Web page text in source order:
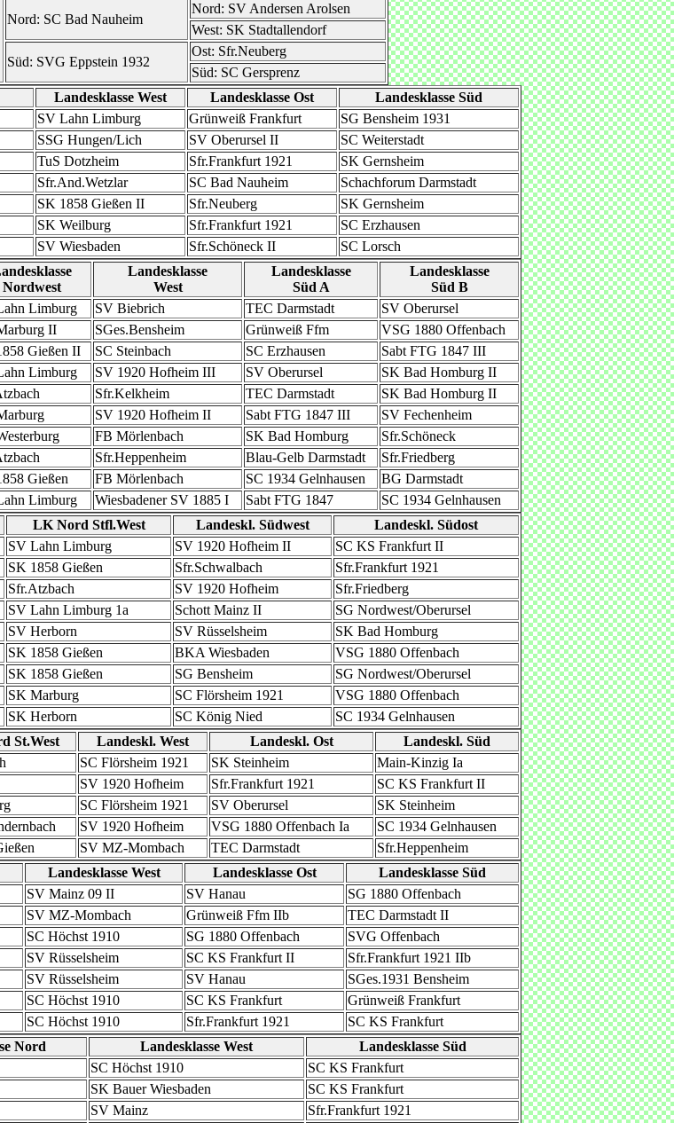
Nord: SC Bad Nauheim
Nord: SV Andersen Arolsen
West: SK Stadtallendorf
Süd: SVG Eppstein 1932
Ost: Sfr.Neuberg
Süd: SC Gersprenz
Landesklasse West Landesklasse Ost
Landesklasse Süd
SV Lahn Limburg Grünweiß Frankfurt
SG Bensheim 1931
SSG Hungen/Lich SV Oberursel II
SC Weiterstadt
TuS Dotzheim Sfr.Frankfurt 1921
SK Gernsheim
Sfr.And.Wetzlar SC Bad Nauheim
Schachforum Darmstadt
SK 1858 Gießen II Sfr.Neuberg
SK Gernsheim
SK Weilburg Sfr.Frankfurt 1921
SC Erzhausen
SV Wiesbaden Sfr.Schöneck II SC Lorsch
Nordwest
Landesklasse
West
Landesklasse
Süd A
Landesklasse
Süd B
Limburg SV Biebrich TEC Darmstadt
SV Oberursel
II SGes.Bensheim Grünweiß Ffm
VSG 1880 Offenbach
Gießen II SC Steinbach SC Erzhausen
Sabt FTG 1847 III
Limburg SV 1920 Hofheim III SV Oberursel
SK Bad Homburg II
Sfr.Kelkheim TEC Darmstadt
SK Bad Homburg II
SV 1920 Hofheim II Sabt FTG 1847 III
SV Fechenheim
FB Mörlenbach SK Bad Homburg
Sfr.Schöneck
Sfr.Heppenheim Blau-Gelb Darmstadt
Sfr.Friedberg
Gießen FB Mörlenbach SC 1934 Gelnhausen
BG Darmstadt
Limburg Wiesbadener SV 1885 I Sabt FTG 1847
SC 1934 Gelnhausen
LK Nord Stfl.West Landeskl. Südwest
Landeskl. Südost
SV Lahn Limburg SV 1920 Hofheim II
SC KS Frankfurt II
SK 1858 Gießen Sfr.Schwalbach
Sfr.Frankfurt 1921
Sfr.Atzbach SV 1920 Hofheim
Sfr.Friedberg
SV Lahn Limburg 1a Schott Mainz II
SG Nordwest/Oberursel
SV Herborn SV Rüsselsheim
SK Bad Homburg
SK 1858 Gießen BKA Wiesbaden
VSG 1880 Offenbach
SK 1858 Gießen SG Bensheim
SG Nordwest/Oberursel
SK Marburg SC Flörsheim 1921
VSG 1880 Offenbach
SK Herborn SC König Nied
SC 1934 Gelnhausen
St.West Landeskl. West Landeskl. Ost
Landeskl. Süd
SC Flörsheim 1921 SK Steinheim
Main-Kinzig Ia
SV 1920 Hofheim Sfr.Frankfurt 1921
SC KS Frankfurt II
SC Flörsheim 1921 SV Oberursel
SK Steinheim
SV 1920 Hofheim VSG 1880 Offenbach Ia
SC 1934 Gelnhausen
SV MZ-Mombach TEC Darmstadt
Sfr.Heppenheim
Landesklasse West Landesklasse Ost
Landesklasse Süd
SV Mainz 09 II SV Hanau
SG 1880 Offenbach
SV MZ-Mombach Grünweiß Ffm IIb
TEC Darmstadt II
SC Höchst 1910 SG 1880 Offenbach
SVG Offenbach
SV Rüsselsheim SC KS Frankfurt II
Sfr.Frankfurt 1921 IIb
SV Rüsselsheim SV Hanau
SGes.1931 Bensheim
SC Höchst 1910 SC KS Frankfurt
Grünweiß Frankfurt
SC Höchst 1910 Sfr.Frankfurt 1921
SC KS Frankfurt
Nord Landesklasse West
Landesklasse Süd
SC Höchst 1910
SC KS Frankfurt
SK Bauer Wiesbaden
SC KS Frankfurt
SV Mainz Sfr.Frankfurt 1921